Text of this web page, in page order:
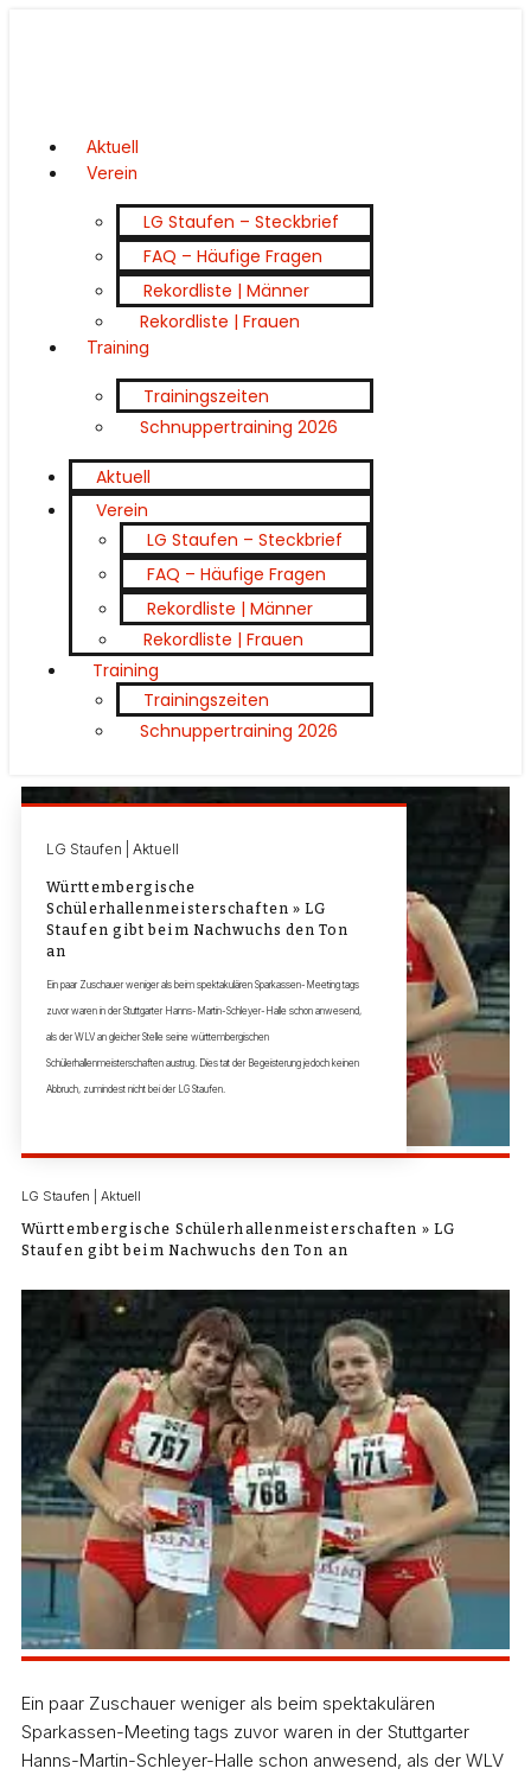
Aktuell
Verein
LG Staufen – Steckbrief
FAQ – Häufige Fragen
Rekordliste | Männer
Rekordliste | Frauen
Training
Trainingszeiten
Schnuppertraining 2026
Aktuell
Verein
LG Staufen – Steckbrief
FAQ – Häufige Fragen
Rekordliste | Männer
Rekordliste | Frauen
Training
Trainingszeiten
Schnuppertraining 2026
LG Staufen | Aktuell
Württembergische
Schülerhallenmeisterschaften » LG
Staufen gibt beim Nachwuchs den Ton
an
Ein paar Zuschauer weniger als beim spektakulären Sparkassen-Meeting tags
zuvor waren in der Stuttgarter Hanns-Martin-Schleyer-Halle schon anwesend,
als der WLV an gleicher Stelle seine württembergischen
Schülerhallenmeisterschaften austrug. Dies tat der Begeisterung jedoch keinen
Abbruch, zumindest nicht bei der LG Staufen.
LG Staufen | Aktuell
Württembergische Schülerhallenmeisterschaften » LG
Staufen gibt beim Nachwuchs den Ton an
Ein paar Zuschauer weniger als beim spektakulären
Sparkassen-Meeting tags zuvor waren in der Stuttgarter
Hanns-Martin-Schleyer-Halle schon anwesend, als der WLV